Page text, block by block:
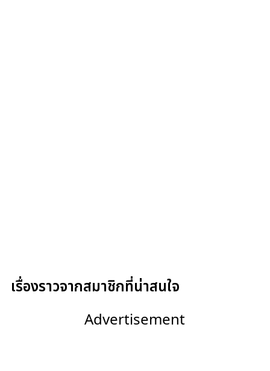
เรื่องราวจากสมาชิกที่น่าสนใจ
Advertisement